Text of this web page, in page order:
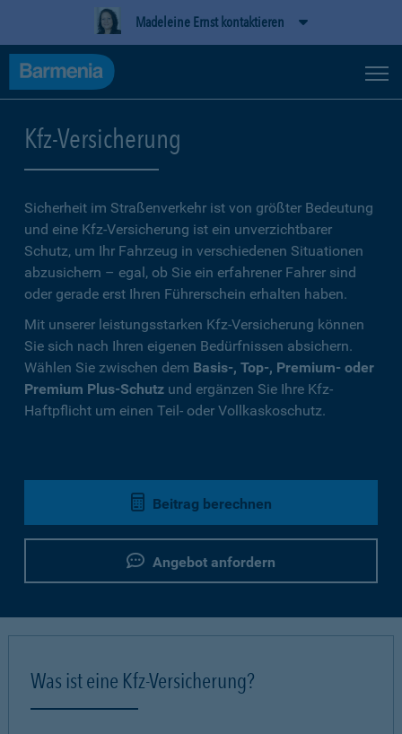
Madeleine Ernst kontaktieren
Kfz-Versicherung
Sicherheit im Straßenverkehr ist von größter Bedeutung
und eine Kfz-Versicherung ist ein unverzichtbarer
Schutz, um Ihr Fahrzeug in verschiedenen Situationen
abzusichern – egal, ob Sie ein erfahrener Fahrer sind
oder gerade erst Ihren Führerschein erhalten haben.
Mit unserer leistungsstarken Kfz-Versicherung können
Sie sich nach Ihren eigenen Bedürfnissen absichern.
Wählen Sie zwischen dem Basis-, Top-, Premium- oder
Premium Plus-Schutz und ergänzen Sie Ihre Kfz-
Haftpflicht um einen Teil- oder Vollkaskoschutz.
Beitrag berechnen
Angebot anfordern
Was ist eine Kfz-Versicherung?